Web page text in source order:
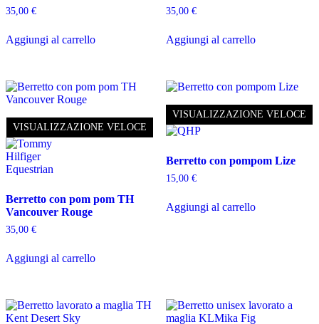
35,00 €
Aggiungi al carrello
35,00 €
Aggiungi al carrello
VISUALIZZAZIONE VELOCE
Berretto con pom pom TH
Vancouver Rouge
35,00 €
Aggiungi al carrello
VISUALIZZAZIONE VELOCE
Berretto con pompom Lize
15,00 €
Aggiungi al carrello